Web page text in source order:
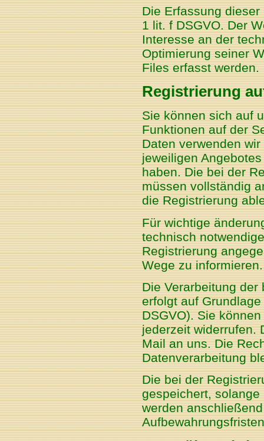
Die Erfassung
1 lit. f DSGVO. Der
Interesse an der
Optimierung seiner
Files erfasst werden.
Registrierung
Sie können sich auf
Funktionen auf der
Daten verwenden
jeweiligen
haben. Die bei der
müssen vollständig
die Registrierung
Für wichtige
technisch
Registrierung
Wege zu informieren.
Die Verarbeitung der
erfolgt auf
DSGVO). Sie
jederzeit widerrufen.
Mail an uns. Die
Datenverarbeitung
Die bei der
gespeichert,
werden